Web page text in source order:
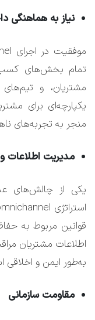
نیاز به هماهنگی
تمام بخش‌های
مشتریان، و
یکپارچه‌ای برای
منجر به تجربه‌های
مدیریت
یکی از چالش‌های
قوانین مربوط به
اطلاعات مشتریان
به‌طور ایمن و اخلاقی
مقاومت سازمانی